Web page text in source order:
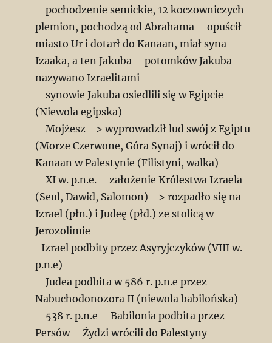
– pochodzenie semickie, 12 koczowniczych
plemion, pochodzą od Abrahama – opuścił
miasto Ur i dotarł do Kanaan, miał syna
Izaaka, a ten Jakuba – potomków Jakuba
nazywano Izraelitami
– synowie Jakuba osiedlili się w Egipcie
(Niewola egipska)
– Mojżesz –> wyprowadził lud swój z Egiptu
(Morze Czerwone, Góra Synaj) i wrócił do
Kanaan w Palestynie (Filistyni, walka)
– XI w. p.n.e. – założenie Królestwa Izraela
(Seul, Dawid, Salomon) –> rozpadło się na
Izrael (płn.) i Judeę (płd.) ze stolicą w
Jerozolimie
-Izrael podbity przez Asyryjczyków (VIII w.
p.n.e)
– Judea podbita w 586 r. p.n.e przez
Nabuchodonozora II (niewola babilońska)
– 538 r. p.n.e – Babilonia podbita przez
Persów – Żydzi wrócili do Palestyny